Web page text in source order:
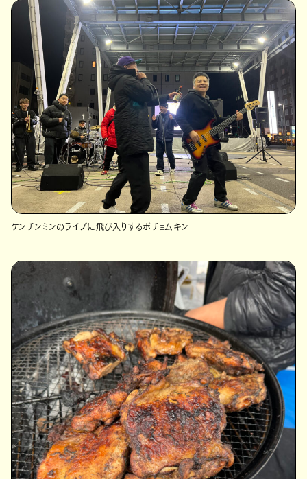
ケンチンミンのライブに飛び入りするポチョムキン